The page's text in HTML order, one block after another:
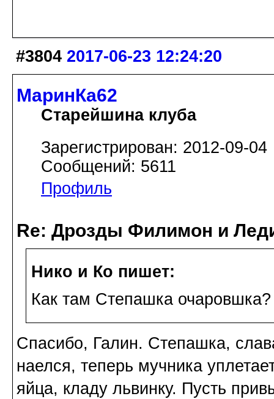
#3804 2017-06-23 12:24:20
МаринКа62
Старейшина клуба
Зарегистрирован: 2012-09-04
Сообщений: 5611
Профиль
Re: Дрозды Филимон и
Нико и Ко пишет:
Как там Степашка
Спасибо, Галин. Степашка,
наелся, теперь мучника
яйца, кладу львинку. Пусть